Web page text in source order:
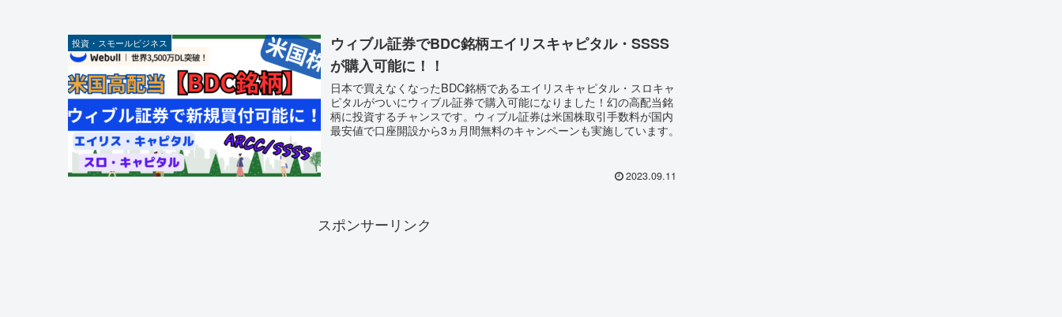
投資・スモールビジネス
ウィブル証券でBDC銘柄エイリスキャピタル・SSSS
が購入可能に！！
日本で買えなくなったBDC銘柄であるエイリスキャピタル・スロキャ
ピタルがついにウィブル証券で購入可能になりました！幻の高配当銘
柄に投資するチャンスです。ウィブル証券は米国株取引手数料が国内
最安値で口座開設から3ヵ月間無料のキャンペーンも実施しています。
2023.09.11
スポンサーリンク